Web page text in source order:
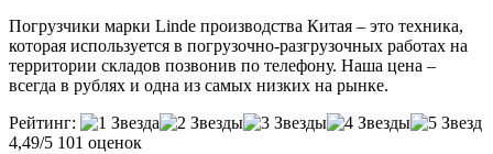
Погрузчики марки Linde производства Китая – это техника,
которая используется в погрузочно-разгрузочных работах на
территории складов позвонив по телефону. Наша цена –
всегда в рублях и одна из самых низких на рынке.
Рейтинг:
4,49/5 101 оценок